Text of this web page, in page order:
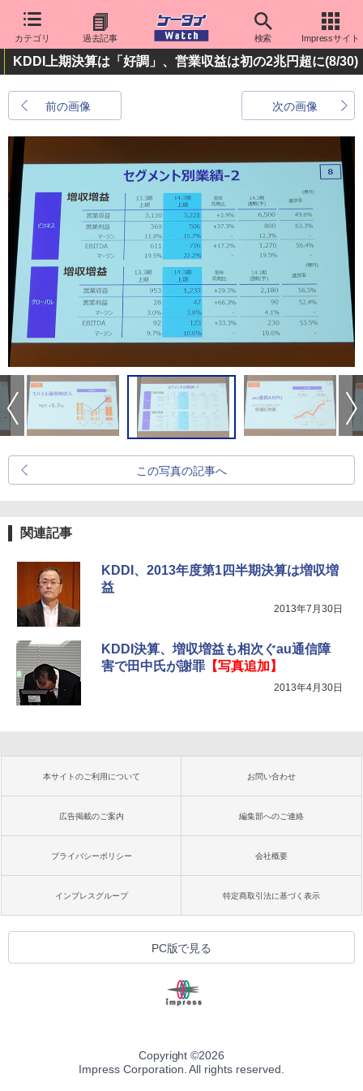
カテゴリ 過去記事 検索 Impressサイト
KDDI上期決算は「好調」、営業収益は初の2兆円超に(8/30)
前の画像 次の画像
この写真の記事へ
関連記事
KDDI、2013年度第1四半期決算は増収増
益
2013年7月30日
KDDI決算、増収増益も相次ぐau通信障
害で田中氏が謝罪【写真追加】
2013年4月30日
本サイトのご利用について お問い合わせ
広告掲載のご案内 編集部へのご連絡
プライバシーポリシー 会社概要
インプレスグループ 特定商取引法に基づく表示
PC版で見る
Copyright ©2026
Impress Corporation. All rights reserved.